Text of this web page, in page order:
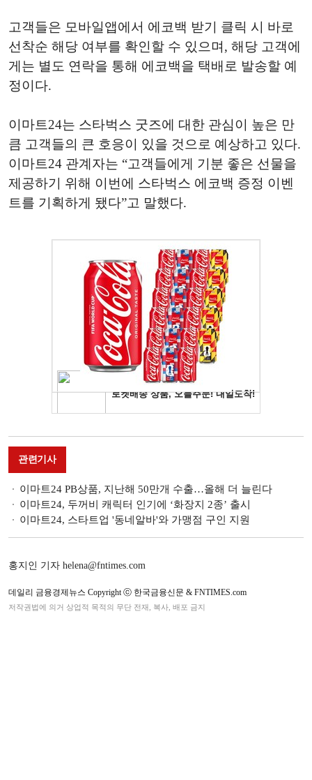
고객들은 모바일앱에서 에코백 받기 클릭 시
바로
선착순 해당 여부를 확인할 수 있으며 , 해당 고객에
게는 별도 연락을 통해 에코백을 택배로 발송할 예
정이다.
이마트24는 스타벅스 굿즈에 대한 관심이 높은 만
큼 고객들의 큰 호응이 있을 것으로 예상하고 있다.
이마트24 관계자는 “고객들에게 기분 좋은 선물을
제공하기
위해 이번에 스타벅스 에코백 증정 이벤
트를 기획하게 됐다”고 말했다.
관련기사
이마트24 PB상품, 지난해 50만개 수출…올해 더 늘린다
이마트24, 두꺼비 캐릭터 인기에 ‘화장지 2종’ 출시
이마트24, 스타트업 '동네알바'와 가맹점 구인 지원
홍지인 기자 helena@fntimes.com
데일리 금융경제뉴스 Copyright ⓒ 한국금융신문 & FNTIMES.com
저작권법에 의거 상업적 목적의 무단 전재, 복사, 배포 금지